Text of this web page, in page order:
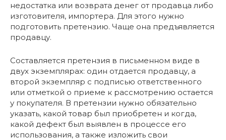
недостатка или возврата денег от продавца либо
изготовителя, импортера. Для этого нужно
подготовить претензию. Чаще она предъявляется
продавцу.
Составляется претензия в письменном виде в
двух экземплярах: один отдается продавцу, а
второй экземпляр с подписью ответственного
или отметкой о приеме к рассмотрению остается
у покупателя. В претензии нужно обязательно
указать, какой товар был приобретен и когда,
какой дефект был выявлен в процессе его
использования, а также изложить свои